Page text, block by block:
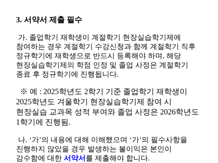
3. 서약서 제출 필수
가. 졸업학기 재학생이 계절학기 현장실습학기제에
참여하는 경우 계절학기 수강신청과 함께 계절학기 직후
정규학기에 재학생으로 반드시 등록해야 하며 , 해당
현장실습학기제의 학점 인정 및 졸업 사정은 계절학기
종료 후 정규학기에 진행됩니다.
※ 예 : 2025학년도 2학기 기준 졸업학기 재학생이
2025학년도 겨울학기 현장실습학기제 참여 시
현장실습 교과목 성적 부여와 졸업 사정은 2026학년도
1학기에 진행됨.
나. ‘가’의 내용에 대해 이해했으며 ‘가’의 필수사항을
진행하지 않았을 경우 발생하는 불이익은 본인이
감수함에 대한 서약서 를 제출해야 합니다.